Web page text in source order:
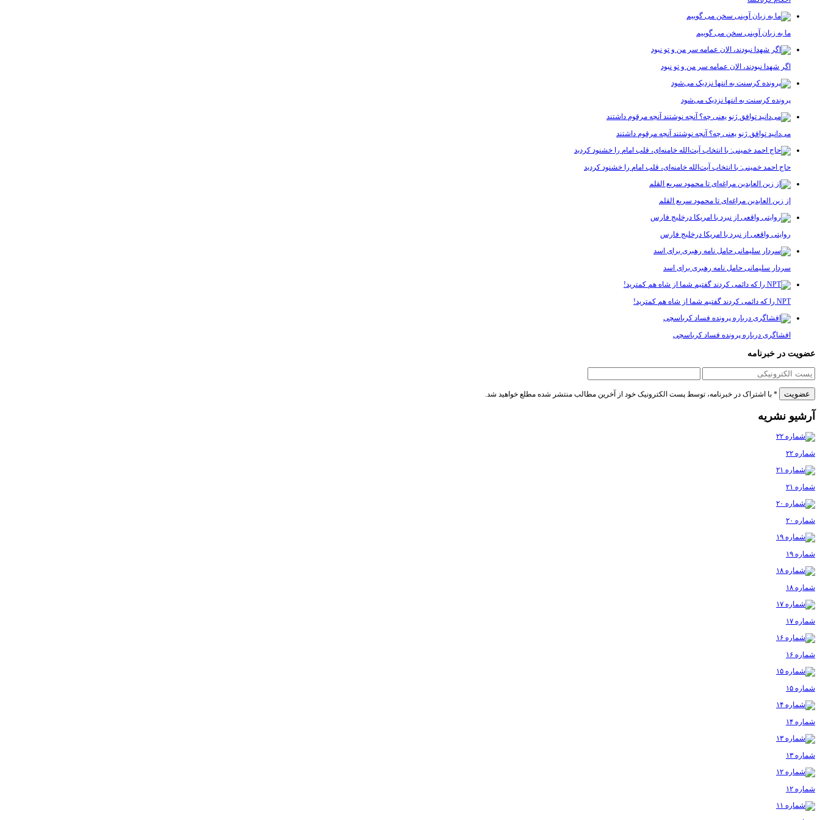
ما به زبان آوینی سخن می گوییم
اگر شهدا نبودند، الان عمامه سر من و تو نبود
پرونده کرسنت به انتها نزدیک می‌شود
می‌دانید توافق ژنو یعنی چه؟ آنچه نوشتند آنچه مرقوم داشتند
حاج احمد خمینی: با انتخاب آیت‌الله خامنه‌ای، قلب امام را خشنود کردید
از زین العابدین مراغه‌ای تا محمود سریع القلم
روایتی واقعی از نبرد با امریکا درخلیج فارس
سردار سلیمانی حامل نامه رهبری برای اسد
NPT را که دائمی کردند گفتیم شما از شاه هم کمترید!
افشاگری درباره پرونده فساد کرباسچی
عضویت در خبرنامه
* با اشتراک در خبرنامه، توسط پست الکترونیک خود از آخرین مطالب منتشر شده مطلع خواهید شد.
آرشیو نشریه
شماره ۲۲
شماره ۲۱
شماره ۲۰
شماره ۱۹
شماره ۱۸
شماره ۱۷
شماره ۱۶
شماره ۱۵
شماره ۱۴
شماره ۱۳
شماره ۱۲